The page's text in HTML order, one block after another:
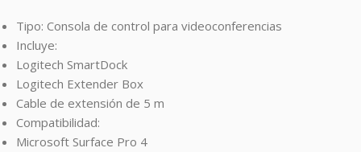
Tipo: Consola de control para videoconferencias
Incluye:
Logitech SmartDock
Logitech Extender Box
Cable de extensión de 5 m
Compatibilidad:
Microsoft Surface Pro 4